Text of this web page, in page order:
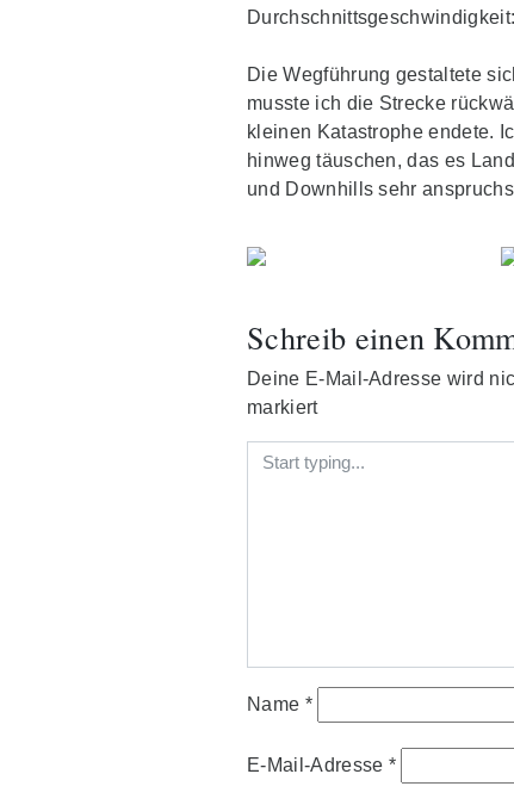
Durchschnittsgeschwindigkeit:
Die Wegführung gestaltete
musste ich die Strecke
kleinen Katastrophe endete.
hinweg täuschen, das es
und Downhills sehr
Schreib einen
Deine E-Mail-Adresse wird
markiert
Name *
E-Mail-Adresse *